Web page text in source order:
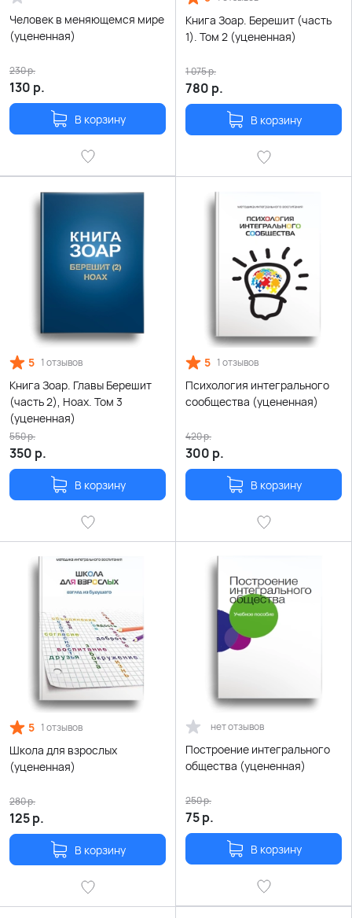
Человек в меняющемся мире
(уцененная)
130 р.
230р.
В корзину
Книга Зоар. Берешит (часть
1). Том 2 (уцененная)
780 р.
1 075р.
В корзину
5 1 отзывов
Книга Зоар. Главы Берешит
(часть 2), Ноах. Том 3
(уцененная)
350 р.
550р.
В корзину
5 1 отзывов
Психология интегрального
сообщества (уцененная)
300 р.
420р.
В корзину
5 1 отзывов
Школа для взрослых
(уцененная)
125р.
280р.
В корзину
нет отзывов
Построение интегрального
общества (уцененная)
75р.
250р.
В корзину